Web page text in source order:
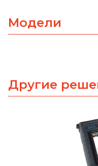
Модели
Другие